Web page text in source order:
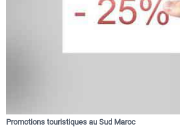
Promotions touristiques au Sud Maroc